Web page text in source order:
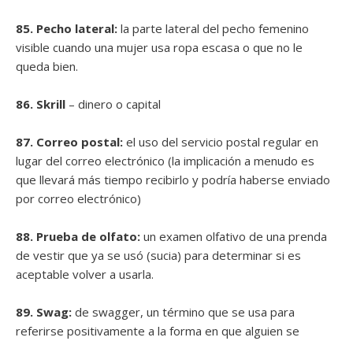
85. Pecho lateral: la parte lateral del pecho femenino
visible cuando una mujer usa ropa escasa o que no le
queda bien.
86. Skrill – dinero o capital
87. Correo postal: el uso del servicio postal regular en
lugar del correo electrónico (la implicación a menudo es
que llevará más tiempo recibirlo y podría haberse enviado
por correo electrónico)
88. Prueba de olfato: un examen olfativo de una prenda
de vestir que ya se usó (sucia) para determinar si es
aceptable volver a usarla.
89. Swag: de swagger, un término que se usa para
referirse positivamente a la forma en que alguien se